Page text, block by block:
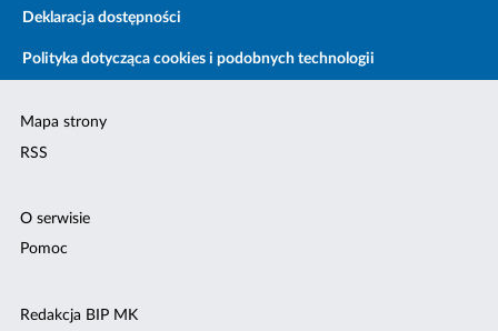
Deklaracja dostępności
Polityka dotycząca cookies i podobnych technologii
Mapa strony
RSS
O serwisie
Pomoc
Redakcja BIP MK